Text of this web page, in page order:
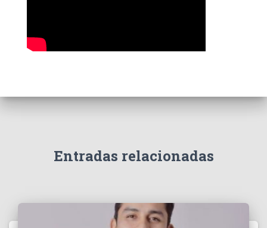
Entradas relacionadas